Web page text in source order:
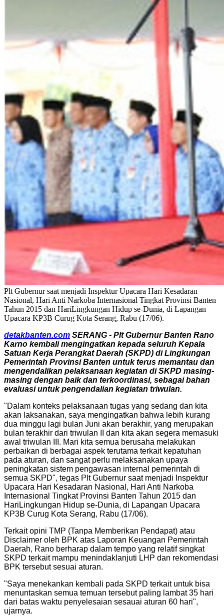
Plt Gubernur saat menjadi Inspektur Upacara Hari Kesadaran
Nasional, Hari Anti Narkoba Internasional Tingkat Provinsi Banten
Tahun 2015 dan HariLingkungan Hidup se-Dunia, di Lapangan
Upacara KP3B Curug Kota Serang, Rabu (17/06).
detakbanten.com SERANG - Plt Gubernur Banten Rano
Karno kembali mengingatkan kepada seluruh Kepala
Satuan Kerja Perangkat Daerah (SKPD) di Lingkungan
Pemerintah Provinsi Banten untuk terus memantau dan
mengendalikan pelaksanaan kegiatan di SKPD masing-
masing dengan baik dan terkoordinasi, sebagai bahan
evaluasi untuk pengendalian kegiatan triwulan.
"Dalam konteks pelaksanaan tugas yang sedang dan kita
akan laksanakan, saya mengingatkan bahwa lebih kurang
dua minggu lagi bulan Juni akan berakhir, yang merupakan
bulan terakhir dari triwulan II dan kita akan segera memasuki
awal triwulan III. Mari kita semua berusaha melakukan
perbaikan di berbagai aspek terutama terkait kepatuhan
pada aturan, dan sangat perlu melaksanakan upaya
peningkatan sistem pengawasan internal pemerintah di
semua SKPD", tegas Plt Gubernur saat menjadi Inspektur
Upacara Hari Kesadaran Nasional, Hari Anti Narkoba
Internasional Tingkat Provinsi Banten Tahun 2015 dan
HariLingkungan Hidup se-Dunia, di Lapangan Upacara
KP3B Curug Kota Serang, Rabu (17/06).
Terkait opini TMP (Tanpa Memberikan Pendapat) atau
Disclaimer oleh BPK atas Laporan Keuangan Pemerintah
Daerah, Rano berharap dalam tempo yang relatif singkat
SKPD terkait mampu menindaklanjuti LHP dan rekomendasi
BPK tersebut sesuai aturan.
"Saya menekankan kembali pada SKPD terkait untuk bisa
menuntaskan semua temuan tersebut paling lambat 35 hari
dari batas waktu penyelesaian sesauai aturan 60 hari",
ujarnya.